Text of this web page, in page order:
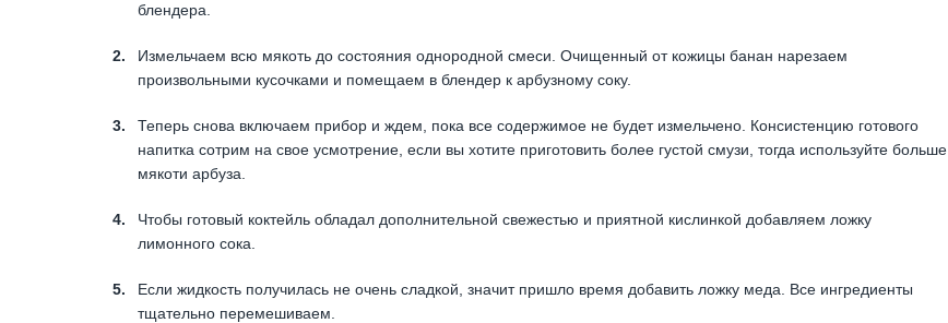
блендера.
Измельчаем всю мякоть до состояния однородной смеси. Очищенный от кожицы банан нарезаем
произвольными кусочками и помещаем в блендер к арбузному соку.
Теперь снова включаем прибор и ждем, пока все содержимое не будет измельчено. Консистенцию готового
напитка сотрим на свое усмотрение, если вы хотите приготовить более густой смузи, тогда используйте больше
мякоти арбуза.
Чтобы готовый коктейль обладал дополнительной свежестью и приятной кислинкой добавляем ложку
лимонного сока.
Если жидкость получилась не очень сладкой, значит пришло время добавить ложку меда. Все ингредиенты
тщательно перемешиваем.